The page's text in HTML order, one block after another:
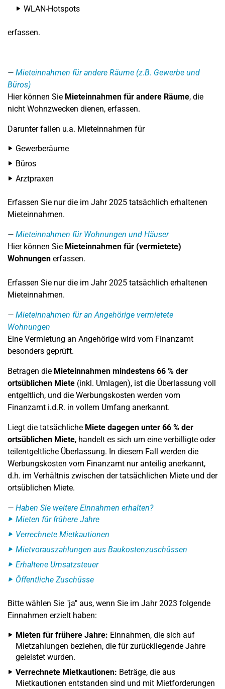
WLAN-Hotspots
erfassen.
Mieteinnahmen für andere Räume (z.B. Gewerbe und
Büros)
Hier können Sie Mieteinnahmen für andere Räume, die
nicht Wohnzwecken dienen, erfassen.
Darunter fallen u.a. Mieteinnahmen für
Gewerberäume
Büros
Arztpraxen
Erfassen Sie nur die im Jahr 2025 tatsächlich erhaltenen
Mieteinnahmen.
Mieteinnahmen für Wohnungen und Häuser
Hier können Sie Mieteinnahmen für (vermietete)
Wohnungen erfassen.
Erfassen Sie nur die im Jahr 2025 tatsächlich erhaltenen
Mieteinnahmen.
Mieteinnahmen für an Angehörige vermietete
Wohnungen
Eine Vermietung an Angehörige wird vom Finanzamt
besonders geprüft.
Betragen die Mieteinnahmen mindestens 66 % der
ortsüblichen Miete (inkl. Umlagen), ist die Überlassung voll
entgeltlich, und die Werbungskosten werden vom
Finanzamt i.d.R. in vollem Umfang anerkannt.
Liegt die tatsächliche Miete dagegen unter 66 % der
ortsüblichen Miete, handelt es sich um eine verbilligte oder
teilentgeltliche Überlassung. In diesem Fall werden die
Werbungskosten vom Finanzamt nur anteilig anerkannt,
d.h. im Verhältnis zwischen der tatsächlichen Miete und der
ortsüblichen Miete.
Haben Sie weitere Einnahmen erhalten?
Mieten für frühere Jahre
Verrechnete Mietkautionen
Mietvorauszahlungen aus Baukostenzuschüssen
Erhaltene Umsatzsteuer
Öffentliche Zuschüsse
Bitte wählen Sie "ja" aus, wenn Sie im Jahr 2023 folgende
Einnahmen erzielt haben:
Mieten für frühere Jahre: Einnahmen, die sich auf
Mietzahlungen beziehen, die für zurückliegende Jahre
geleistet wurden.
Verrechnete Mietkautionen: Beträge, die aus
Mietkautionen entstanden sind und mit Mietforderungen